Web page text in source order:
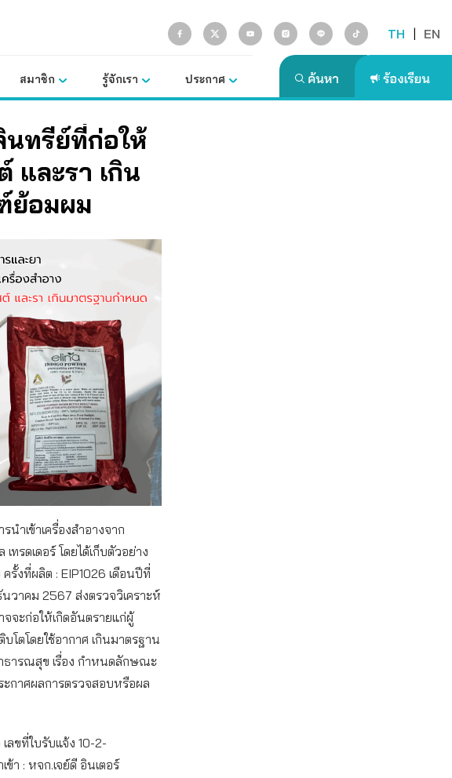
TH | EN
สมาชิก รู้จักเรา ประกาศ
นทรีย์ที่ก่อให้
และรา เกิน
ย้อมผม
นำเข้าเครื่องสำอางจาก
รดเดอร์ โดยได้เก็บตัวอย่าง
ครั้งที่ผลิต : EIP1026 เดือนปีที่
วาคม 2567 ส่งตรวจวิเคราะห์
จะก่อให้เกิดอันตรายแก่ผู้
โตโดยใช้อากาศ เกินมาตรฐาน
ธารณสุข เรื่อง กำหนดลักษณะ
กาศผลการตรวจสอบหรือผล
เลขที่ใบรับแจ้ง 10-2-
า : หจก.เจย์ดี อินเตอร์